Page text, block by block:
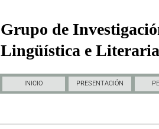
Grupo de
Lingüística e
INICIO PRESENTACIÓN